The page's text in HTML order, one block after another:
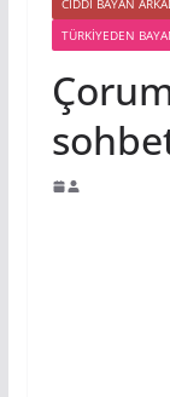
TÜRKIYEDEN